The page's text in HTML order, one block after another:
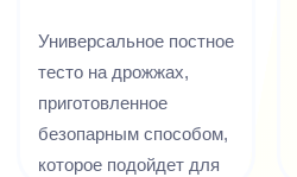
Универсальное постное
тесто на дрожжах,
приготовленное
безопарным способом,
которое подойдет для